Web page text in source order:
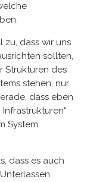
zu, dass wir uns
sollten,
Strukturen des
stehen, nur
dass eben
System
dass es auch